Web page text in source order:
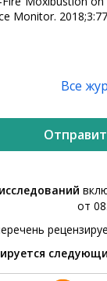
Monitor.
Все
от